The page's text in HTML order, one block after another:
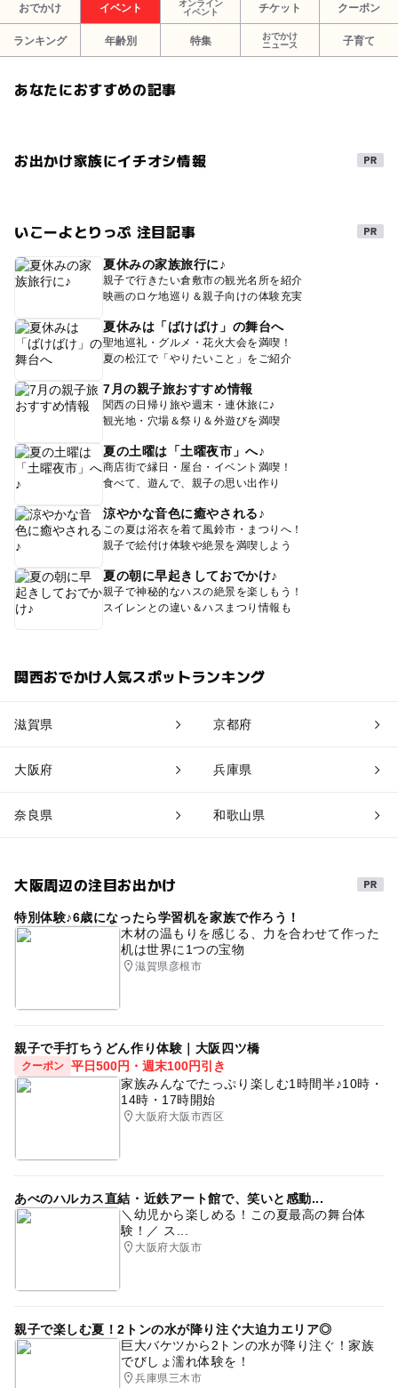
おでかけ イベント
オンライン
イベント
チケット クーポン
ランキング 年齢別 特集
おでかけ
ニュース
子育て
あなたにおすすめの記事
お出かけ家族にイチオシ情報
いこーよとりっぷ 注目記事
夏休みの家族旅行に♪
親子で行きたい倉敷市の観光名所を紹介
映画のロケ地巡り＆親子向けの体験充実
夏休みは「ばけばけ」の舞台へ
聖地巡礼・グルメ・花火大会を満喫！
夏の松江で「やりたいこと」をご紹介
7月の親子旅おすすめ情報
関西の日帰り旅や週末・連休旅に♪
観光地・穴場＆祭り＆外遊びを満喫
夏の土曜は「土曜夜市」へ♪
商店街で縁日・屋台・イベント満喫！
食べて、遊んで、親子の思い出作り
涼やかな音色に癒やされる♪
この夏は浴衣を着て風鈴市・まつりへ！
親子で絵付け体験や絶景を満喫しよう
夏の朝に早起きしておでかけ♪
親子で神秘的なハスの絶景を楽しもう！
スイレンとの違い＆ハスまつり情報も
関西おでかけ人気スポットランキング
滋賀県 京都府
大阪府 兵庫県
奈良県 和歌山県
大阪周辺の注目お出かけ
特別体験♪6歳になったら学習机を家族で作ろう！
木材の温もりを感じる、力を合わせて作った
机は世界に1つの宝物
滋賀県彦根市
親子で手打ちうどん作り体験｜大阪四ツ橋
クーポン 平日500円・週末100円引き
家族みんなでたっぷり楽しむ1時間半♪10時・
14時・17時開始
大阪府大阪市西区
あべのハルカス直結・近鉄アート館で、笑いと感動...
＼幼児から楽しめる！この夏最高の舞台体
験！／ ス...
大阪府大阪市
親子で楽しむ夏！2トンの水が降り注ぐ大迫力エリア◎
巨大バケツから2トンの水が降り注ぐ！家族
でびしょ濡れ体験を！
兵庫県三木市